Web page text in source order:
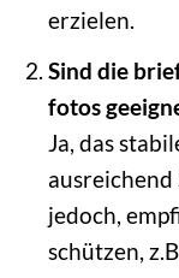
erzielen.
Sind die
fotos
Ja, das
jedoch,
schützen,